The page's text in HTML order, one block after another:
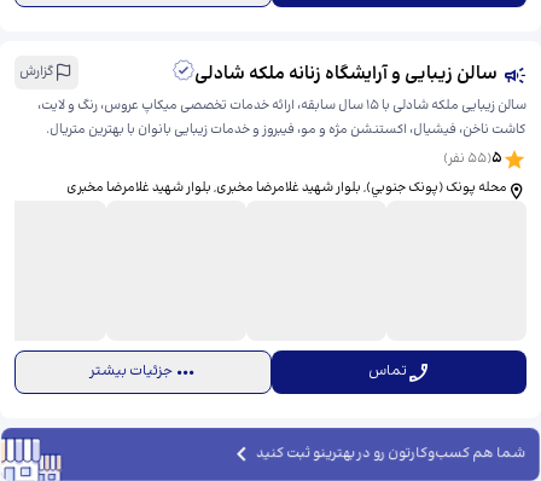
سالن زیبایی و آرایشگاه زنانه ملکه شادلی
گزارش
سالن زیبایی ملکه شادلی با ۱۵ سال سابقه، ارائه خدمات تخصصی میکاپ عروس، رنگ و لایت،
کاشت ناخن، فیشیال، اکستنشن مژه و مو، فیبروز و خدمات زیبایی بانوان با بهترین متریال.
5
(
55 نفر)
محله پونک (پونک جنوبي), بلوار شهید غلامرضا مخبری, بلوار شهید غلامرضا مخبری
تماس جزئیات بیشتر
شما هم کسب‌وکارتون رو در بهترینو ثبت کنید